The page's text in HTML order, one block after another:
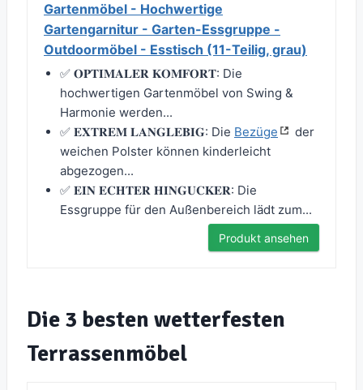
Gartenmöbel - Hochwertige
Gartengarnitur - Garten-Essgruppe -
Outdoormöbel - Esstisch (11-Teilig, grau)
✅ 𝐎𝐏𝐓𝐈𝐌𝐀𝐋𝐄𝐑 𝐊𝐎𝐌𝐅𝐎𝐑𝐓: Die
hochwertigen Gartenmöbel von Swing &
Harmonie werden...
✅ 𝐄𝐗𝐓𝐑𝐄𝐌 𝐋𝐀𝐍𝐆𝐋𝐄𝐁𝐈𝐆: Die Bezüge
der
weichen Polster können kinderleicht
abgezogen...
✅ 𝐄𝐈𝐍 𝐄𝐂𝐇𝐓𝐄𝐑 𝐇𝐈𝐍𝐆𝐔𝐂𝐊𝐄𝐑: Die
Essgruppe für den Außenbereich lädt zum...
Produkt ansehen
Die 3 besten wetterfesten
Terrassenmöbel